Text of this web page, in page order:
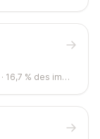
· 16,7 % des immeubles